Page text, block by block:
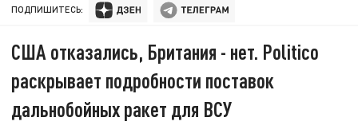
ПОДПИШИТЕСЬ:
США отказались, Британия - нет. Politico
раскрывает подробности поставок
дальнобойных ракет для ВСУ